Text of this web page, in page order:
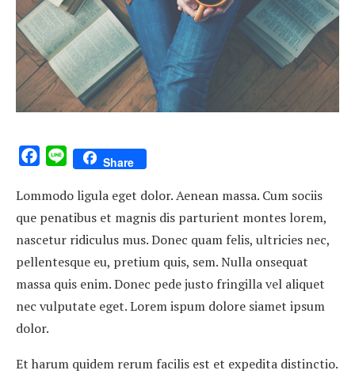
Facebook
Line Share
Lommodo ligula eget dolor. Aenean massa. Cum sociis
que penatibus et magnis dis parturient montes lorem,
nascetur ridiculus mus. Donec quam felis, ultricies nec,
pellentesque eu, pretium quis, sem. Nulla onsequat
massa quis enim. Donec pede justo fringilla vel aliquet
nec vulputate eget. Lorem ispum dolore siamet ipsum
dolor.
Et harum quidem rerum facilis est et expedita distinctio.